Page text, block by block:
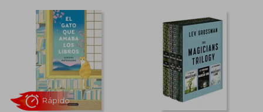
Rápido Rápido